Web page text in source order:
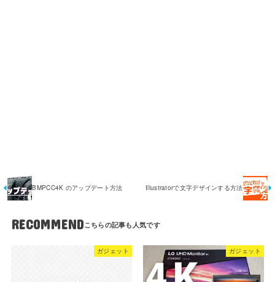
BMPCC4K のアップデート方法 Illustratorで文字デザインする方法
RECOMMEND
ガジェット ガジェット